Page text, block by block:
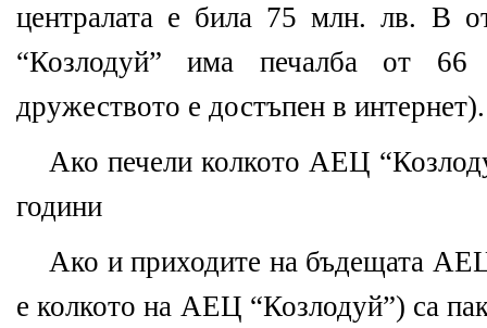
централата е била 75 млн. лв. В
“Козлодуй” има печалба от
дружеството е достъпен в интернет).
Ако печели колкото АЕЦ
години
Ако и приходите на бъдещата
е колкото на АЕЦ “Козлодуй”) са